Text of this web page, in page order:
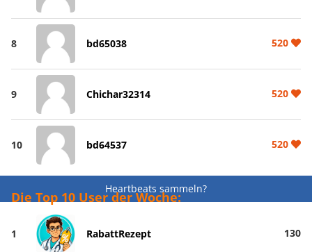
8 bd65038 520
9 Chichar32314 520
10 bd64537 520
Heartbeats sammeln?
Die Top 10 User der Woche:
1 RabattRezept 130